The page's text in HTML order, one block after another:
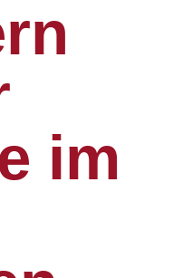
im